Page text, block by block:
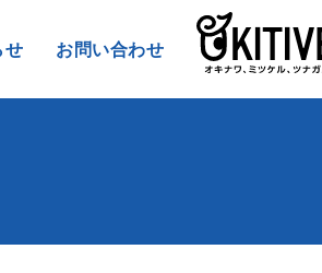
せ お問い合わせ